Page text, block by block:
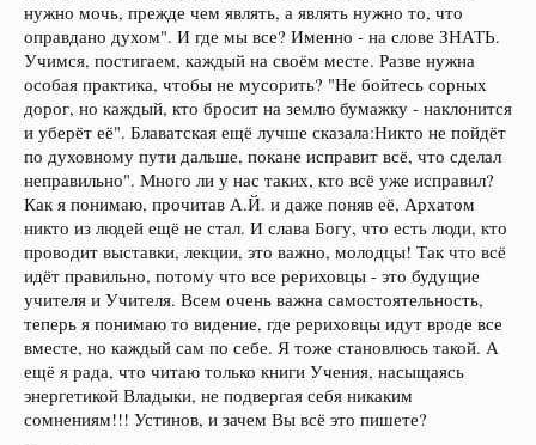
нужно мочь, прежде чем являть, а являть нужно то, что
оправдано духом". И где мы все? Именно - на слове ЗНАТЬ.
Учимся, постигаем, каждый на своём месте. Разве нужна
особая практика, чтобы не мусорить? "Не бойтесь сорных
дорог, но каждый, кто бросит на землю бумажку - наклонится
и уберёт её". Блаватская ещё лучше сказала:Никто не пойдёт
по духовному пути дальше, покане исправит всё, что сделал
неправильно". Много ли у нас таких, кто всё уже исправил?
Как я понимаю, прочитав А.Й. и даже поняв её, Архатом
никто из людей ещё не стал. И слава Богу, что есть люди, кто
проводит выставки, лекции, это важно, молодцы! Так что всё
идёт правильно, потому что все рериховцы - это будущие
учителя и Учителя. Всем очень важна самостоятельность,
теперь я понимаю то видение, где рериховцы идут вроде все
вместе, но каждый сам по себе. Я тоже становлюсь такой. А
ещё я рада, что читаю только книги Учения, насыщаясь
энергетикой Владыки, не подвергая себя никаким
сомнениям!!! Устинов, и зачем Вы всё это пишете?